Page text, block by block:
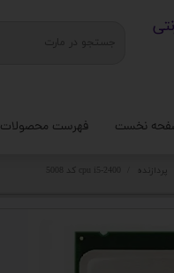
نخست فهرست محصولات
ستاپ کامل
قطعات کامپیوتر
پردازنده cpu i5-2400 کد 5008